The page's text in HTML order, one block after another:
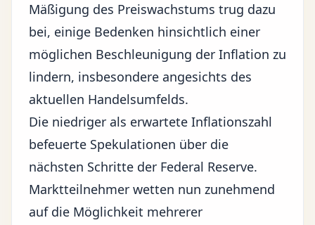
Mäßigung des Preiswachstums trug dazu
bei, einige Bedenken hinsichtlich einer
möglichen Beschleunigung der Inflation zu
lindern, insbesondere angesichts des
aktuellen Handelsumfelds.
Die niedriger als erwartete Inflationszahl
befeuerte Spekulationen über die
nächsten Schritte der Federal Reserve.
Marktteilnehmer wetten nun zunehmend
auf die Möglichkeit mehrerer